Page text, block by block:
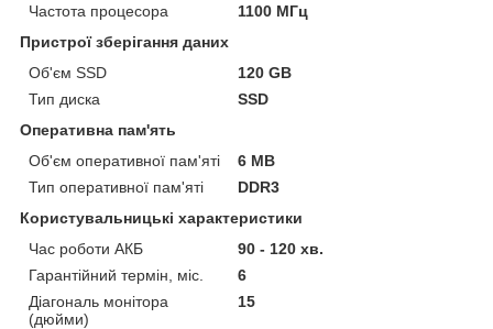
Частота процесора
1100 МГц
Пристрої зберігання даних
Об'єм SSD
120 GB
Тип диска
SSD
Оперативна пам'ять
Об'єм оперативної пам'яті
6 MB
Тип оперативної пам'яті
DDR3
Користувальницькі характеристики
Час роботи АКБ
90 - 120 хв.
Гарантійний термін, міс.
6
Діагональ монітора
(дюйми)
15